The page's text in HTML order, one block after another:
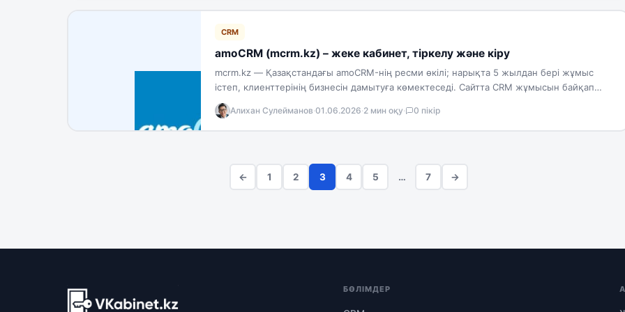
CRM
amoCRM (mcrm.kz) – жеке кабинет, тіркелу және кіру
mcrm.kz — Қазақстандағы amoCRM-нің ресми өкілі; нарықта 5 жылдан бері жұмыс
істеп, клиенттерінің бизнесін дамытуға көмектеседі. Сайтта CRM жұмысын байқап
көруге сынақ…
Алихан Сулейманов·01.06.2026·2 мин оқу· 0 пікір
← 1 2 3 4 5 … 7 →
БӨЛІМДЕР